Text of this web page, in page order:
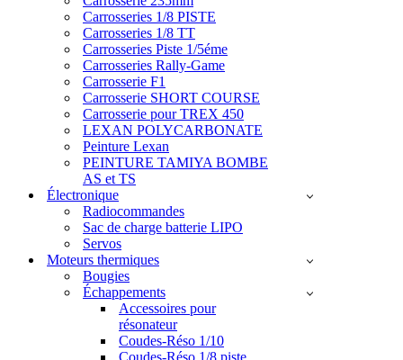
Carrosseries 1/8 PISTE
Carrosseries 1/8 TT
Carrosseries Piste 1/5éme
Carrosseries Rally-Game
Carrosserie F1
Carrosserie SHORT COURSE
Carrosserie pour TREX 450
LEXAN POLYCARBONATE
Peinture Lexan
PEINTURE TAMIYA BOMBE
AS et TS
Électronique
Radiocommandes
Sac de charge batterie LIPO
Servos
Moteurs thermiques
Bougies
Échappements
Accessoires pour
résonateur
Coudes-Réso 1/10
Coudes-Réso 1/8 piste